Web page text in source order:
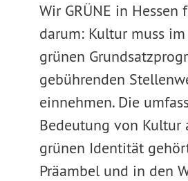
Wir GRÜNE in Hessen
darum: Kultur muss
grünen
gebührenden
einnehmen. Die
Bedeutung von Kultur
grünen Identität
Präambel und in den